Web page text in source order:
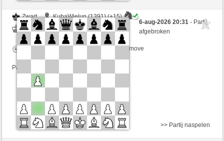
Zwart
KubaWielun (1391) (+15)
Wit
JeLopes (1361) (-15)
Speelduur: 5 minutes/side + 8 seconds/move
Partij telt mee voor de ranglijst
6-aug-2026 20:31- Partij
afgebroken
>> Partij naspelen